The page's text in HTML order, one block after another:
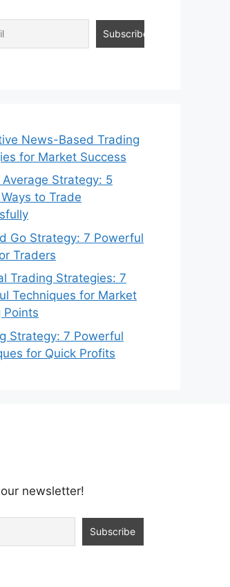
News-Based Trading
for Market Success
Average Strategy: 5
to Trade
Go Strategy: 7 Powerful
Traders
Trading Strategies: 7
Techniques for Market
Points
Strategy: 7 Powerful
for Quick Profits
newsletter!